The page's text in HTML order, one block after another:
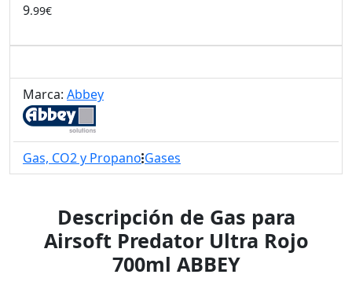
9.99€
Marca: Abbey
Gas, CO2 y Propano Gases
Descripción de Gas para
Airsoft Predator Ultra Rojo
700ml ABBEY